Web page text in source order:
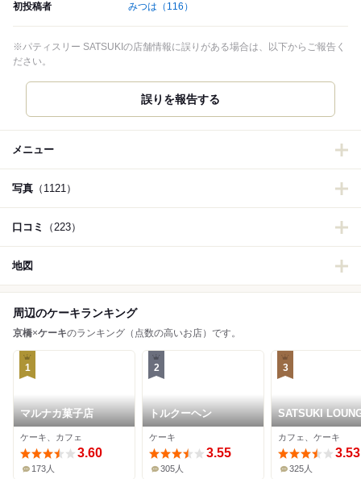
初投稿者 みつは （116）
※パティスリー SATSUKIの店舗情報に誤りがある場合は、以下からご報告く
ださい。
誤りを報告する
メニュー
写真 （1121）
口コミ （223）
地図
周辺のケーキランキング
京橋×ケーキのランキング（点数の高いお店）です。
1
マルナカ菓子店
ケーキ、カフェ
3.60
173人
2
トルクーヘン
ケーキ
3.55
305人
3
SATSUKI
カフェ、ケーキ
3.53
325人